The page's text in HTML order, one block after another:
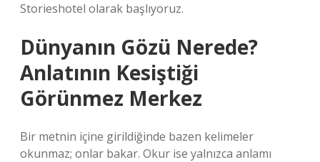
Storieshotel olarak başlıyoruz.
Dünyanın Gözü Nerede?
Anlatının Kesiştiği
Görünmez Merkez
Bir metnin içine girildiğinde bazen kelimeler
okunmaz; onlar bakar. Okur ise yalnızca anlamı